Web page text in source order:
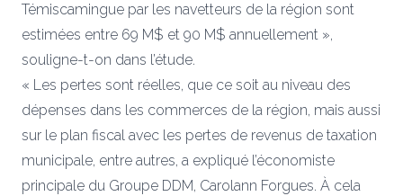
Témiscamingue par les navetteurs de la région sont
estimées entre 69 M$ et 90 M$ annuellement »,
souligne-t-on dans l’étude.
« Les pertes sont réelles, que ce soit au niveau des
dépenses dans les commerces de la région, mais aussi
sur le plan fiscal avec les pertes de revenus de taxation
municipale, entre autres, a expliqué l’économiste
principale du Groupe DDM, Carolann Forgues. À cela